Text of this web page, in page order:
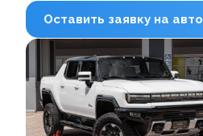
Оставить заявку на авто